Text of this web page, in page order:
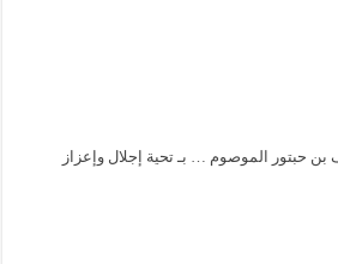
حبتور الموصوم … بـ تحية إجلال وإعزاز